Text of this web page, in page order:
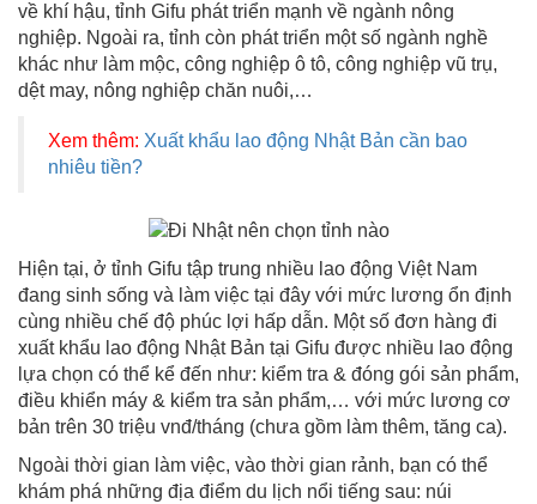
về khí hậu, tỉnh Gifu phát triển mạnh về ngành nông
nghiệp. Ngoài ra, tỉnh còn phát triển một số ngành nghề
khác như làm mộc, công nghiệp ô tô, công nghiệp vũ trụ,
dệt may, nông nghiệp chăn nuôi,…
Xem thêm: Xuất khẩu lao động Nhật Bản cần bao
nhiêu tiền?
Hiện tại, ở tỉnh Gifu tập trung nhiều lao động Việt Nam
đang sinh sống và làm việc tại đây với mức lương ổn định
cùng nhiều chế độ phúc lợi hấp dẫn. Một số đơn hàng đi
xuất khẩu lao động Nhật Bản tại Gifu được nhiều lao động
lựa chọn có thể kể đến như: kiểm tra & đóng gói sản phẩm,
điều khiển máy & kiểm tra sản phẩm,… với mức lương cơ
bản trên 30 triệu vnđ/tháng (chưa gồm làm thêm, tăng ca).
Ngoài thời gian làm việc, vào thời gian rảnh, bạn có thể
khám phá những địa điểm du lịch nổi tiếng sau: núi